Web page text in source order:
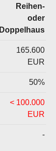
Reihen-
oder
Doppelhaus
165.600
EUR
50%
< 100.000
EUR
-